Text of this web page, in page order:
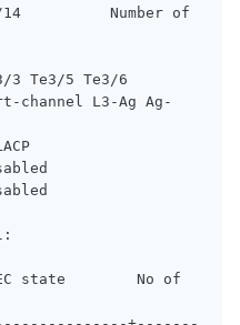
Number of
Te3/5 Te3/6
L3-Ag Ag-
state        No of